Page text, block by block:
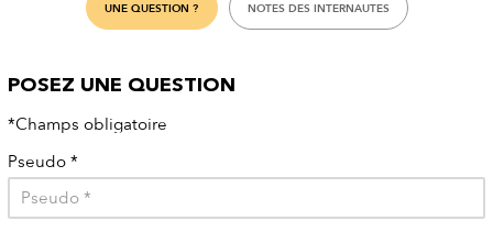
UNE QUESTION ? NOTES DES INTERNAUTES
POSEZ UNE QUESTION
*Champs obligatoire
Pseudo *